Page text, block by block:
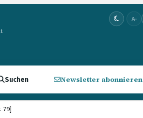
A-
Suchen Newsletter abonnieren
79]